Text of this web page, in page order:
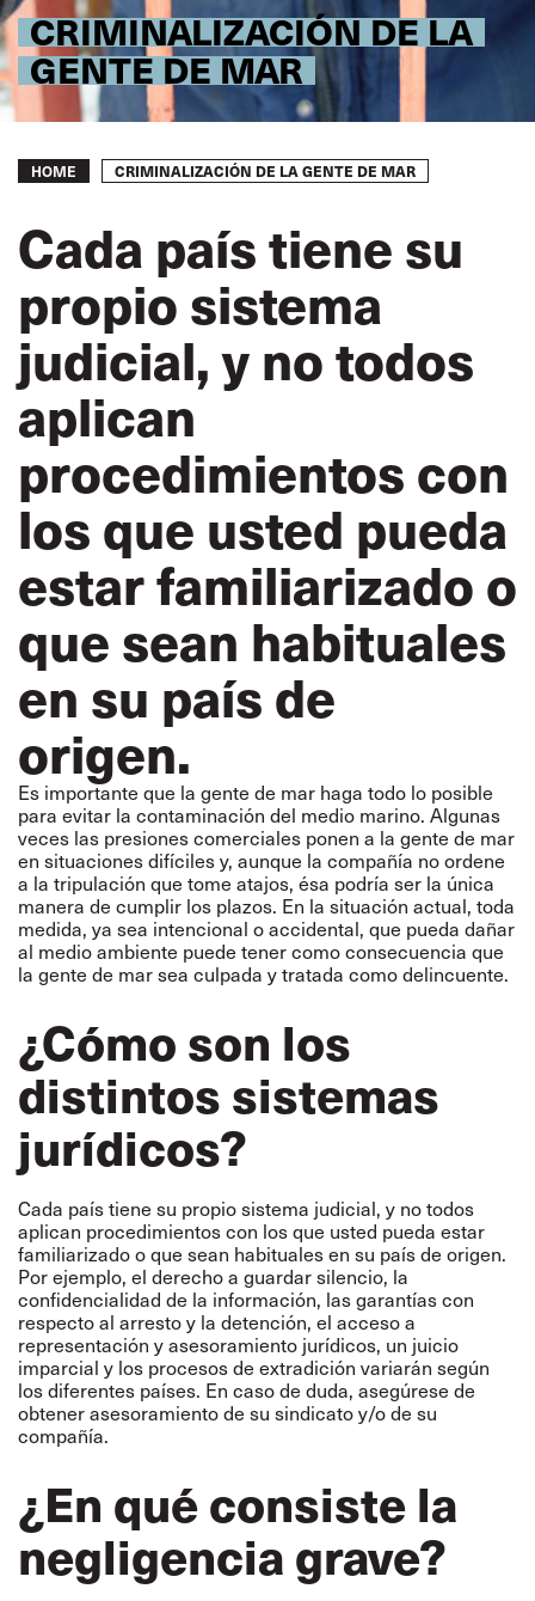
CRIMINALIZACIÓN DE LA
GENTE DE MAR
Breadcrumb
HOME CRIMINALIZACIÓN DE LA GENTE DE MAR
Cada país tiene su
propio sistema
judicial, y no todos
aplican
procedimientos con
los que usted pueda
estar familiarizado o
que sean habituales
en su país de
origen.
Es importante que la gente de mar haga todo lo posible
para evitar la contaminación del medio marino. Algunas
veces las presiones comerciales ponen a la gente de mar
en situaciones difíciles y, aunque la compañía no ordene
a la tripulación que tome atajos, ésa podría ser la única
manera de cumplir los plazos. En la situación actual, toda
medida, ya sea intencional o accidental, que pueda dañar
al medio ambiente puede tener como consecuencia que
la gente de mar sea culpada y tratada como delincuente.
¿Cómo son los
distintos sistemas
jurídicos?
Cada país tiene su propio sistema judicial, y no todos
aplican procedimientos con los que usted pueda estar
familiarizado o que sean habituales en su país de origen.
Por ejemplo, el derecho a guardar silencio, la
confidencialidad de la información, las garantías con
respecto al arresto y la detención, el acceso a
representación y asesoramiento jurídicos, un juicio
imparcial y los procesos de extradición variarán según
los diferentes países. En caso de duda, asegúrese de
obtener asesoramiento de su sindicato y/o de su
compañía.
¿En qué consiste la
negligencia grave?